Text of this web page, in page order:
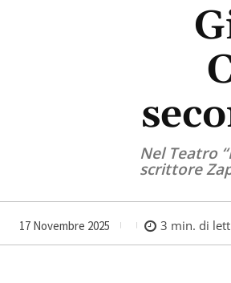
Nel Teatro
scrittore
17 Novembre 2025 3 min. di